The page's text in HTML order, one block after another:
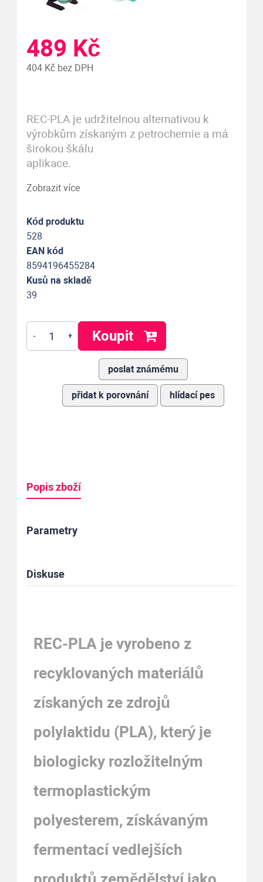
489 Kč
404 Kč bez DPH
REC-PLA je udržitelnou alternativou k
výrobkům získaným z petrochemie a má
širokou škálu
aplikace.
Zobrazit více
Kód produktu
528
EAN kód
8594196455284
Kusů na skladě
39
Koupit
+
-
poslat známému
přidat k porovnání hlídací pes
Popis zboží
Parametry
Diskuse
REC-PLA je vyrobeno z
recyklovaných materiálů
získaných ze zdrojů
polylaktidu (PLA), který je
biologicky rozložitelným
termoplastickým
polyesterem, získávaným
fermentací vedlejších